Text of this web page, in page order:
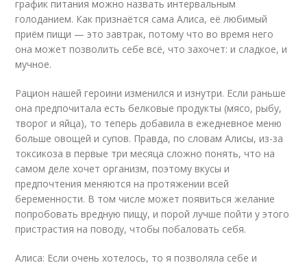
график питания можно назвать интервальным
голоданием. Как признаётся сама Алиса, её любимый
приём пищи — это завтрак, потому что во время него
она может позволить себе всё, что захочет: и сладкое, и
мучное.
Рацион нашей героини изменился и изнутри. Если раньше
она предпочитала есть белковые продукты (мясо, рыбу,
творог и яйца), то теперь добавила в ежедневное меню
больше овощей и супов. Правда, по словам Алисы, из-за
токсикоза в первые три месяца сложно понять, что на
самом деле хочет организм, поэтому вкусы и
предпочтения меняются на протяжении всей
беременности. В том числе может появиться желание
попробовать вредную пищу, и порой лучше пойти у этого
пристрастия на поводу, чтобы побаловать себя.
Алиса: Если очень хотелось, то я позволяла себе и